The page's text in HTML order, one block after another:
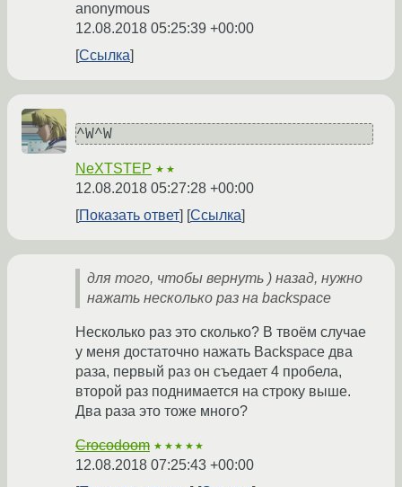
anonymous
12.08.2018 05:25:39 +00:00
Ссылка
^W^W
NeXTSTEP ★★
12.08.2018 05:27:28 +00:00
Показать ответ
Ссылка
для того, чтобы вернуть ) назад, нужно
нажать несколько раз на backspace
Несколько раз это сколько? В твоём случае
у меня достаточно нажать Backspace два
раза, первый раз он съедает 4 пробела,
второй раз поднимается на строку выше.
Два раза это тоже много?
Crocodoom ★★★★★
12.08.2018 07:25:43 +00:00